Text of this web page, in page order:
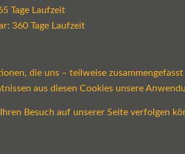
Tage Laufzeit
360 Tage Laufzeit
die uns – teilweise
aus diesen Cookies unsere
Besuch auf unserer Seite verfolgen